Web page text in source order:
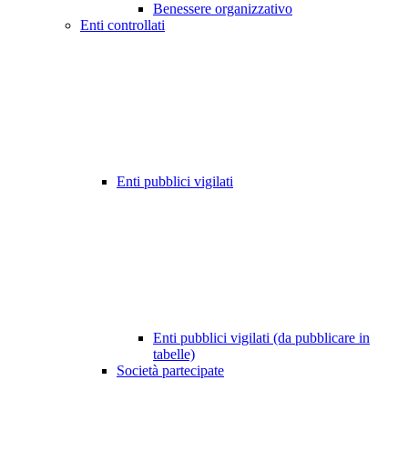
Benessere organizzativo
Enti controllati
Enti pubblici vigilati
Enti pubblici vigilati (da pubblicare in
tabelle)
Società partecipate